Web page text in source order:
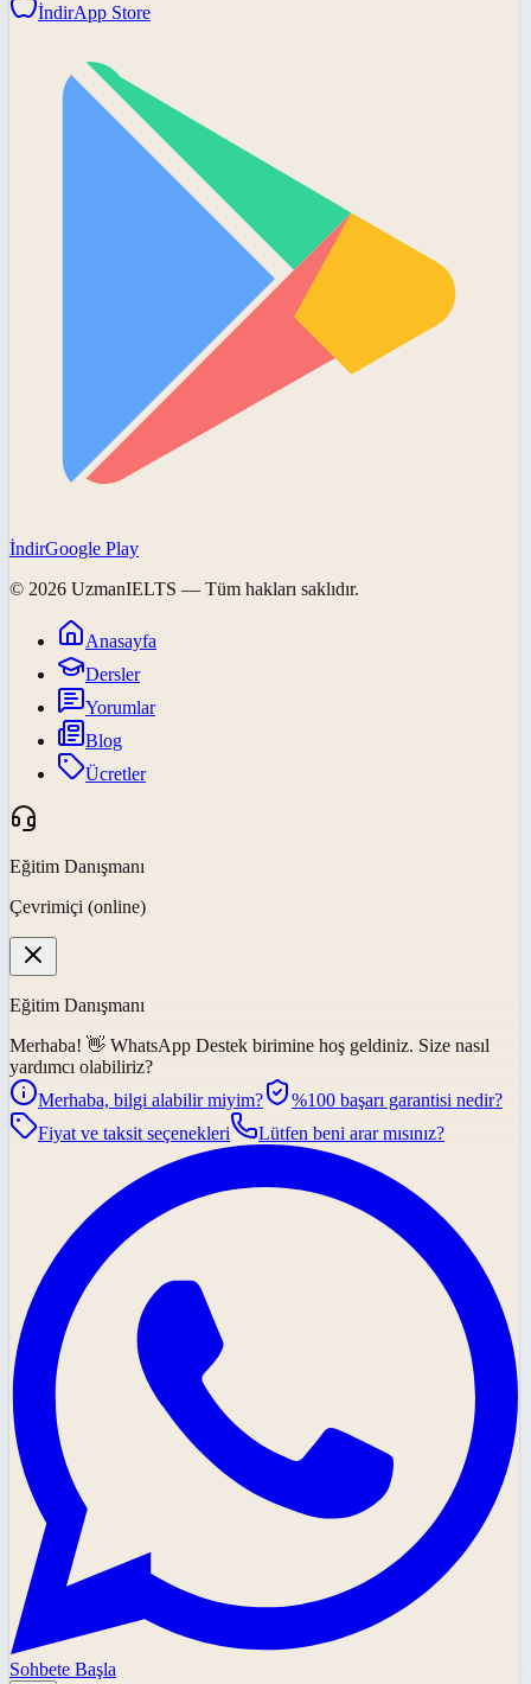
İndirApp Store
İndirGoogle Play
© 2026 UzmanIELTS — Tüm hakları saklıdır.
Anasayfa
Dersler
Yorumlar
Blog
Ücretler
Eğitim Danışmanı
Çevrimiçi (online)
Eğitim Danışmanı
Merhaba! 👋 WhatsApp Destek birimine hoş geldiniz. Size nasıl
yardımcı olabiliriz?
Merhaba, bilgi alabilir miyim?
%100 başarı garantisi nedir?
Fiyat ve taksit seçenekleri
Lütfen beni arar mısınız?
Sohbete Başla